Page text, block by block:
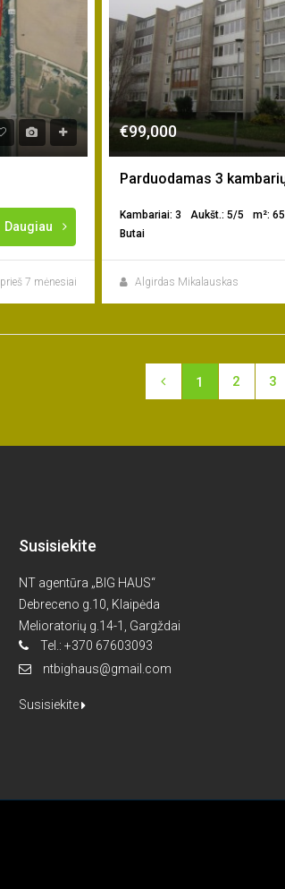
Daugiau
prieš 7 mėnesiai
€99,000
Kambariai: 3 Aukšt.: 5/5
m²: 65
Butai
Algirdas Mikalauskas
1 2 3
Susisiekite
NT agentūra „BIG HAUS“
Debreceno g.10, Klaipėda
Melioratorių g.14-1, Gargždai
Tel.: +370 67603093
ntbighaus@gmail.com
Susisiekite